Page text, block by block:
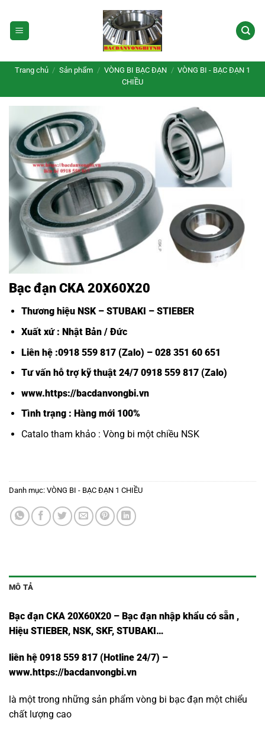
qua
nội
Trang chủ / Sản phẩm / VÒNG BI BẠC ĐẠN / VÒNG BI - BẠC ĐẠN 1
CHIỀU
Bạc đạn CKA 20X60X20
Thương hiệu NSK – STUBAKI – STIEBER
Xuất xứ : Nhật Bản / Đức
Liên hệ :0918 559 817 (Zalo) – 028 351 60 651
Tư vấn hỗ trợ kỹ thuật 24/7 0918 559 817 (Zalo)
www.https://bacdanvongbi.vn
Tình trạng : Hàng mới 100%
Catalo tham khảo : Vòng bi một chiều NSK
Danh mục: VÒNG BI - BẠC ĐẠN 1 CHIỀU
MÔ TẢ
Bạc đạn CKA 20X60X20 – Bạc đạn nhập khẩu có sẵn ,
Hiệu STIEBER, NSK, SKF, STUBAKI…
liên hệ 0918 559 817 (Hotline 24/7) –
www.https://bacdanvongbi.vn
là một trong những sản phẩm vòng bi bạc đạn một chiểu
chất lượng cao